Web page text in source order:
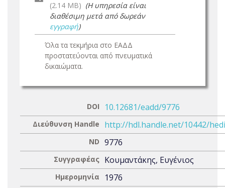
(2.14 MB) (Η υπηρεσία είναι
διαθέσιμη μετά από δωρεάν
εγγραφή)
Όλα τα τεκμήρια στο ΕΑΔΔ
προστατεύονται από πνευματικά
δικαιώματα.
DOI 10.12681/eadd/9776
Διεύθυνση Handle http://hdl.handle.net/10442/
ND 9776
Συγγραφέας Κουμαντάκης, Ευγένιος
Ημερομηνία 1976